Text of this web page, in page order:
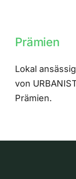
Prämien
Lokal
von
Prämien.